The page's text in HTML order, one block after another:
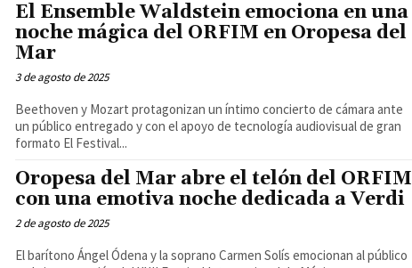
El Ensemble Waldstein emociona en una
noche mágica del ORFIM en Oropesa del
Mar
3 de agosto de 2025
Beethoven y Mozart protagonizan un íntimo concierto de cámara ante
un público entregado y con el apoyo de tecnología audiovisual de gran
formato El Festival...
Oropesa del Mar abre el telón del ORFIM
con una emotiva noche dedicada a Verdi
2 de agosto de 2025
El barítono Ángel Ódena y la soprano Carmen Solís emocionan al público